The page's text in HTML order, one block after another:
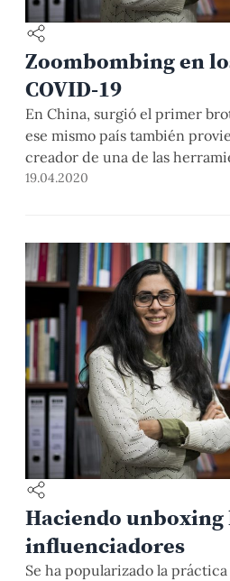
Zoombombing en
COVID-19
En China, surgió el primer
ese mismo país también
creador de una de las
mantenernos en contacto en
Zoom. Esta empresa, desde
19.04.2020
Haciendo unboxing
influenciadores
Se ha popularizado la